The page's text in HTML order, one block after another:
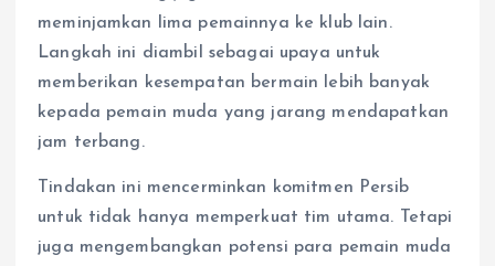
meminjamkan lima pemainnya ke klub lain.
Langkah ini diambil sebagai upaya untuk
memberikan kesempatan bermain lebih banyak
kepada pemain muda yang jarang mendapatkan
jam terbang.
Tindakan ini mencerminkan komitmen Persib
untuk tidak hanya memperkuat tim utama. Tetapi
juga mengembangkan potensi para pemain muda